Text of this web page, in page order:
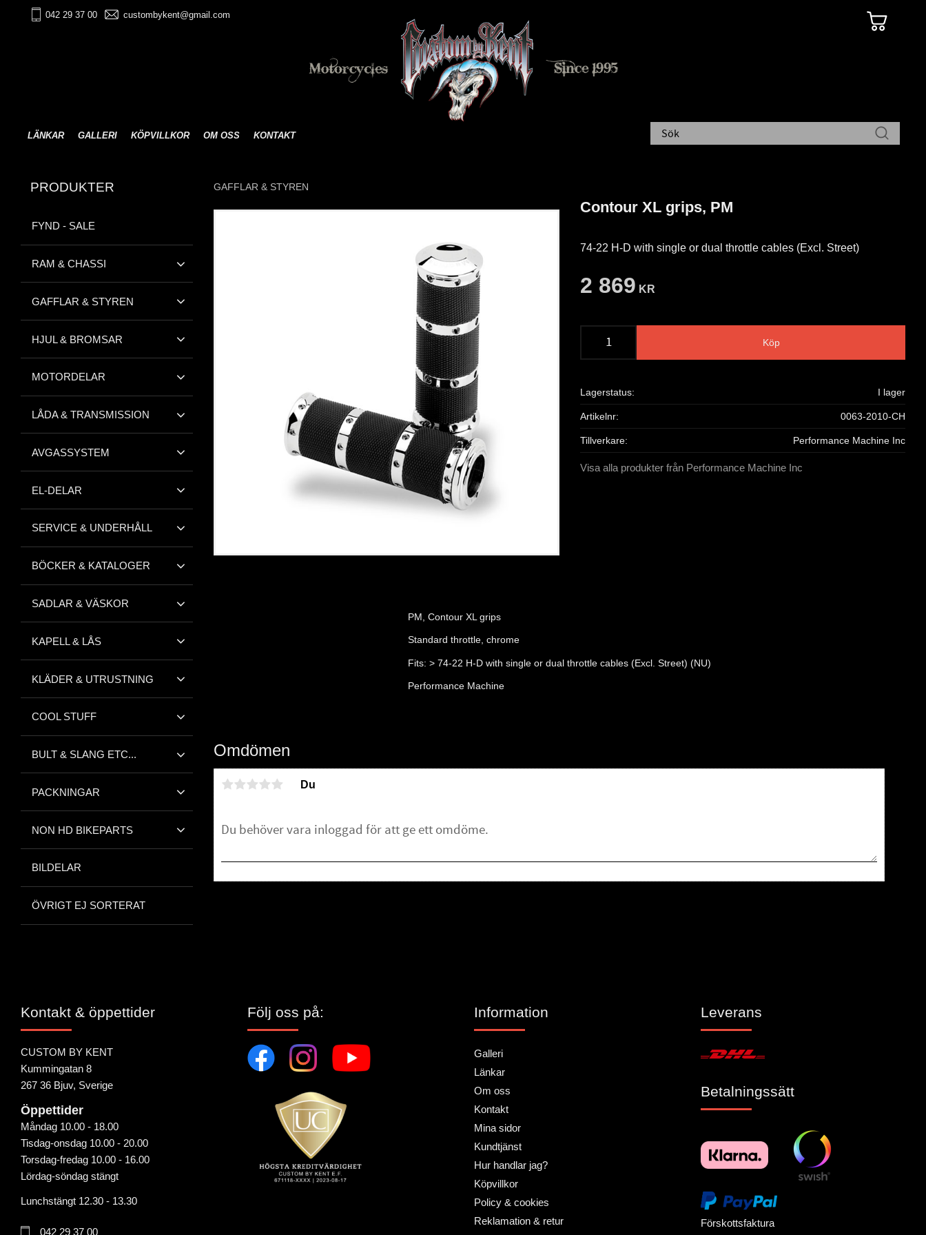
042 29 37 00 custombykent@gmail.com
LÄNKAR GALLERI KÖPVILLKOR OM OSS KONTAKT
GAFFLAR & STYREN
Contour XL grips, PM
74-22 H-D with single or dual throttle cables (Excl. Street)
2 869 KR
Köp
Lagerstatus I lager
Artikelnr 0063-2010-CH
Tillverkare Performance Machine Inc
Visa alla produkter från Performance Machine Inc
PM, Contour XL grips
Standard throttle, chrome
Fits: > 74-22 H-D with single or dual throttle cables (Excl. Street) (NU)
Performance Machine
Omdömen
Du
PRODUKTER
FYND - SALE
RAM & CHASSI
GAFFLAR & STYREN
HJUL & BROMSAR
MOTORDELAR
LÅDA & TRANSMISSION
AVGASSYSTEM
EL-DELAR
SERVICE & UNDERHÅLL
BÖCKER & KATALOGER
SADLAR & VÄSKOR
KAPELL & LÅS
KLÄDER & UTRUSTNING
COOL STUFF
BULT & SLANG ETC...
PACKNINGAR
NON HD BIKEPARTS
BILDELAR
ÖVRIGT EJ SORTERAT
Kontakt & öppettider
CUSTOM BY KENT
Kummingatan 8
267 36 Bjuv, Sverige
Öppettider
Måndag 10.00 - 18.00
Tisdag-onsdag 10.00 - 20.00
Torsdag-fredag 10.00 - 16.00
Lördag-söndag stängt
Lunchstängt 12.30 - 13.30
042 29 37 00
Följ oss på: Information
Galleri
Länkar
Om oss
Kontakt
Mina sidor
Kundtjänst
Hur handlar jag?
Köpvillkor
Policy & cookies
Reklamation & retur
Leverans
Betalningssätt
Förskottsfaktura